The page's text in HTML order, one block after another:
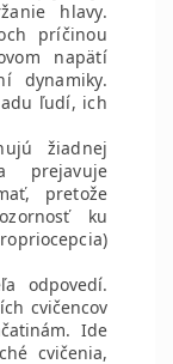
hlavy.
príčinou
napätí
dynamiky.
ľudí, ich
žiadnej
prejavuje
pretože
ku
odpovedí.
cvičencov
Ide
cvičenia,